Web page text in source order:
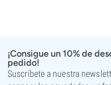
¡Consigue un 10% de
pedido!
Suscríbete a nuestra